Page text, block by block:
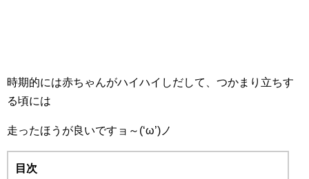
時期的には赤ちゃんがハイハイしだして、つかまり立ちす
る頃には
走ったほうが良いですョ～(‘ω’)ノ
目次